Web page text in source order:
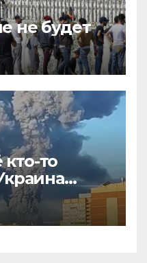
не будет
то